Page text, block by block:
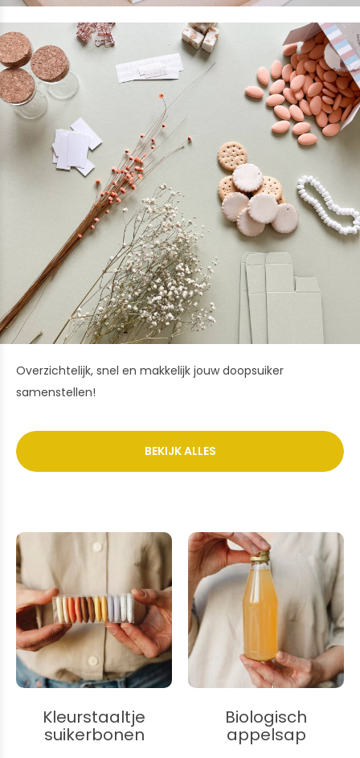
Overzichtelijk, snel en makkelijk jouw doopsuiker
samenstellen!
BEKIJK ALLES
Kleurstaaltje
suikerbonen
Biologisch
appelsap